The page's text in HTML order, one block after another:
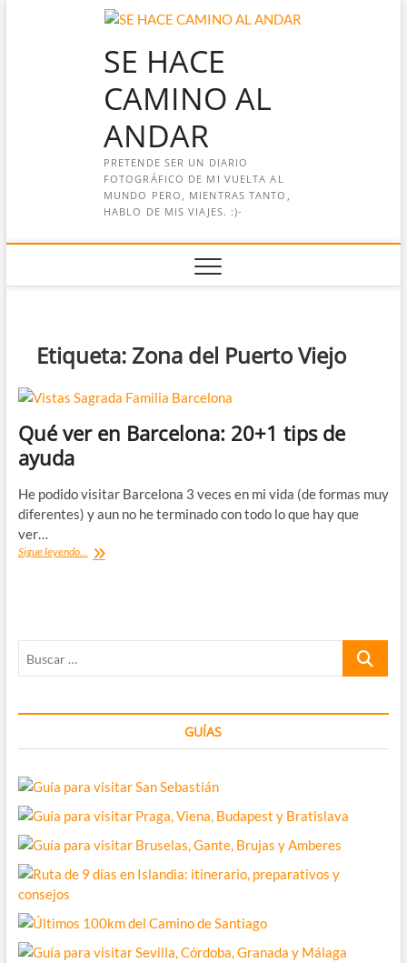
SE HACE
CAMINO AL
ANDAR
PRETENDE SER UN DIARIO
FOTOGRÁFICO DE MI VUELTA AL
MUNDO PERO, MIENTRAS TANTO,
HABLO DE MIS VIAJES. :)-
Etiqueta: Zona del Puerto Viejo
Qué ver en Barcelona: 20+1 tips de
ayuda
He podido visitar Barcelona 3 veces en mi vida (de formas muy
diferentes) y aun no he terminado con todo lo que hay que
ver…
Sigue leyendo... Qué
Buscar
GUÍAS